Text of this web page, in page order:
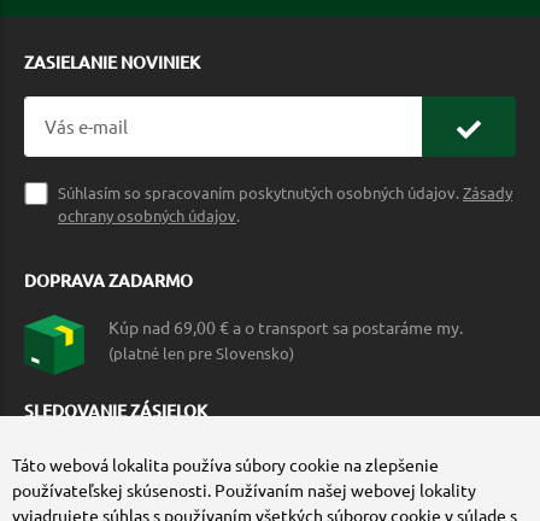
ZASIELANIE NOVINIEK
Súhlasím so spracovaním poskytnutých osobných údajov.Zásady
ochrany osobných údajov.
DOPRAVA ZADARMO
Kúp nad 69,00 € a o transport sa postaráme my.
(platné len pre Slovensko)
SLEDOVANIE ZÁSIELOK
Táto webová lokalita používa súbory cookie na zlepšenie
používateľskej skúsenosti. Používaním našej webovej lokality
vyjadrujete súhlas s používaním všetkých súborov cookie v súlade s